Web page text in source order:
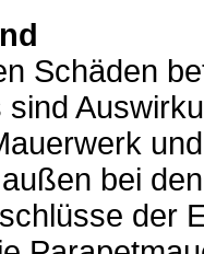
Schäden
bei
der